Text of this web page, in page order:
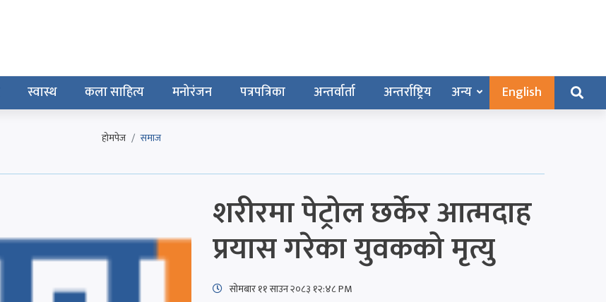
स्वास्थ कला साहित्य मनोरंजन पत्रपत्रिका अन्तर्वार्ता अन्तर्राष्ट्रिय अन्य English
होमपेज समाज
शरीरमा पेट्रोल छर्केर आत्मदाह
प्रयास गरेका युवकको मृत्यु
सोमबार ११ साउन २०८३ १२:४८ PM